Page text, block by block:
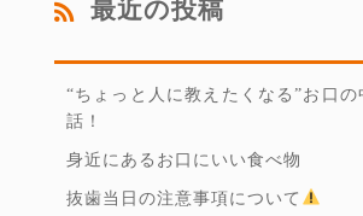
最近の投稿
“ちょっと人に教えたくなる”お口の
話！
身近にあるお口にいい食べ物
抜歯当日の注意事項について